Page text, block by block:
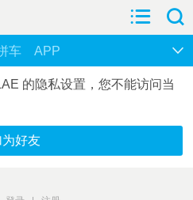
车 APP
的隐私设置，您不能访问当
为好友